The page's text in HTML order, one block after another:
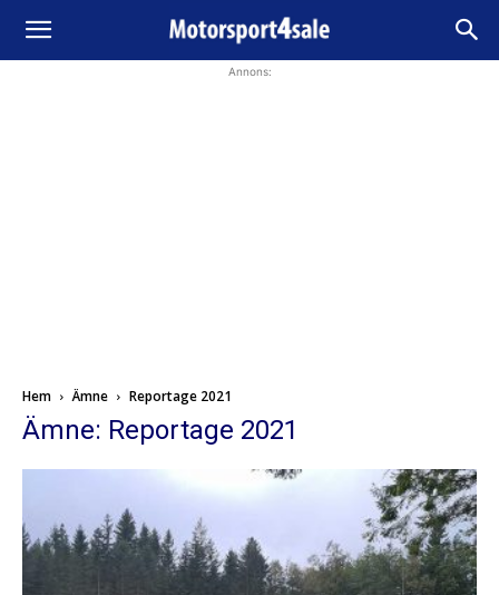
Annons:
Hem Ämne Reportage 2021
Ämne: Reportage 2021